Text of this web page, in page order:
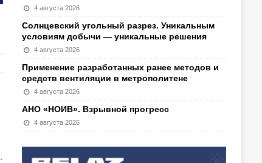
4 августа 2026
Солнцевский угольный разрез. Уникальным
условиям добычи — уникальные решения
4 августа 2026
Применение разработанных ранее методов и
средств вентиляции в метрополитене
4 августа 2026
АНО «НОИВ». Взрывной прогресс
4 августа 2026